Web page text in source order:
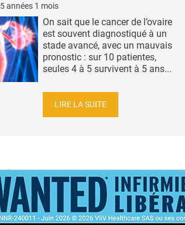
5 années 1 mois
On sait que le cancer de l’ovaire
est souvent diagnostiqué à un
stade avancé, avec un mauvais
pronostic : sur 10 patientes,
seules 4 à 5 survivent à 5 ans...
LIRE LA SUITE
ACCUEIL NEWSLETTER